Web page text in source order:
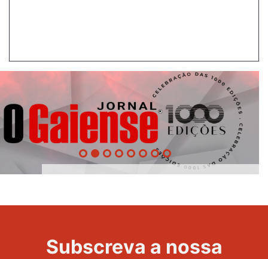
Evento
Subscreva a nossa